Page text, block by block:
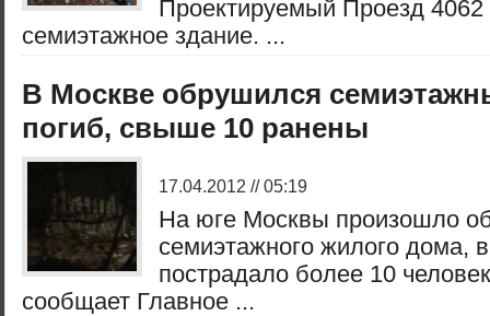
Проектируемый Проезд 4062
семиэтажное здание. ...
В Москве обрушился
погиб, свыше 10 ранены
17.04.2012 // 05:19
На юге Москвы произошло
семиэтажного жилого дома, в
пострадало более 10
сообщает Главное ...